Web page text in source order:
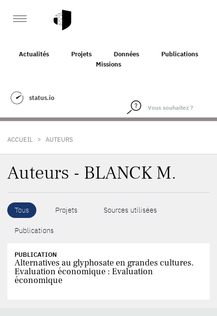
Actualités Projets Données
Publications
Missions
status.io
ACCUEIL > AUTEURS
Auteurs - BLANCK M.
Tous Projets Sources utilisées
Publications
PUBLICATION
Alternatives au glyphosate en grandes cultures.
Evaluation économique : Evaluation
économique